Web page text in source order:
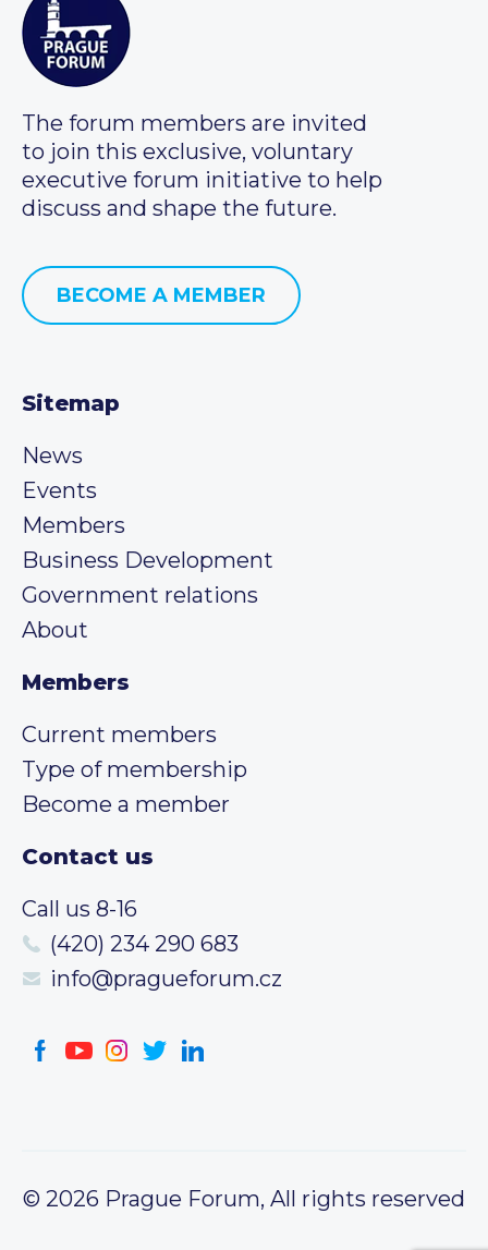
The forum members are invited
to join this exclusive, voluntary
executive forum initiative to help
discuss and shape the future.
BECOME A MEMBER
Sitemap
News
Events
Members
Business Development
Government relations
About
Members
Current members
Type of membership
Become a member
Contact us
Call us 8-16
(420) 234 290 683
info@pragueforum.cz
© 2026 Prague Forum, All rights reserved